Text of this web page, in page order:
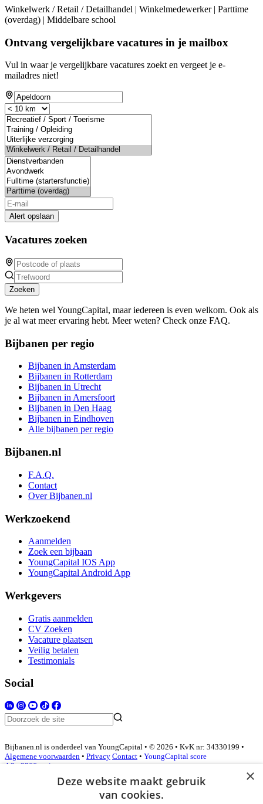
Winkelwerk / Retail / Detailhandel | Winkelmedewerker | Parttime
(overdag) | Middelbare school
Ontvang vergelijkbare vacatures in je mailbox
Vul in waar je vergelijkbare vacatures zoekt en vergeet je e-
mailadres niet!
Alert opslaan
Vacatures zoeken
Zoeken
We heten wel YoungCapital, maar iedereen is even welkom. Ook als
je al wat meer ervaring hebt. Meer weten? Check onze FAQ.
Bijbanen per regio
Bijbanen in Amsterdam
Bijbanen in Rotterdam
Bijbanen in Utrecht
Bijbanen in Amersfoort
Bijbanen in Den Haag
Bijbanen in Eindhoven
Alle bijbanen per regio
Bijbanen.nl
F.A.Q.
Contact
Over Bijbanen.nl
Werkzoekend
Aanmelden
Zoek een bijbaan
YoungCapital IOS App
YoungCapital Android App
Werkgevers
Gratis aanmelden
CV Zoeken
Vacature plaatsen
Veilig betalen
Testimonials
Social
Bijbanen.nl is onderdeel van YoungCapital • © 2026 • KvK nr: 34330199 •
Algemene voorwaarden • Privacy Contact • YoungCapital score
4.3 - 3366 reviews
×
Deze website maakt gebruik
van cookies.